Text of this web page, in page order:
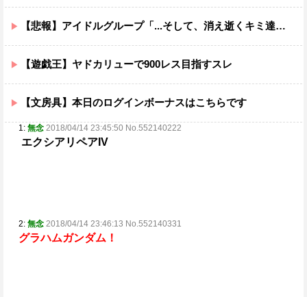
【悲報】アイドルグループ「...そして、消え逝くキミ達と。」結成5カ月で消え逝くｗｗｗｗ
【遊戯王】ヤドカリューで900レス目指すスレ
【文房具】本日のログインボーナスはこちらです
1: 無念 2018/04/14 23:45:50 No.552140222
エクシアリペアIV
2: 無念 2018/04/14 23:46:13 No.552140331
グラハムガンダム！